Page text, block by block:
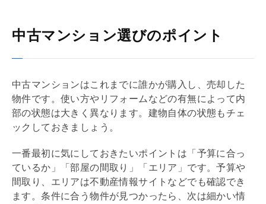
中古マンション選びのポイント
中古マンションはこれまでに誰かが購入し、売却した
物件です。使い方や リフォーム などの有無によって内
部の状態は大きく異なります。建物自体の状態もチェ
ックしておきましょう。
一番最初に気にしておきたいポイントは「予算に合っ
ているか」「部屋の間取り」「エリア」です。予算や
間取り、エリアは不動産情報サイトなどでも確認でき
ます。条件に合う物件が見つかったら、次は細かい情